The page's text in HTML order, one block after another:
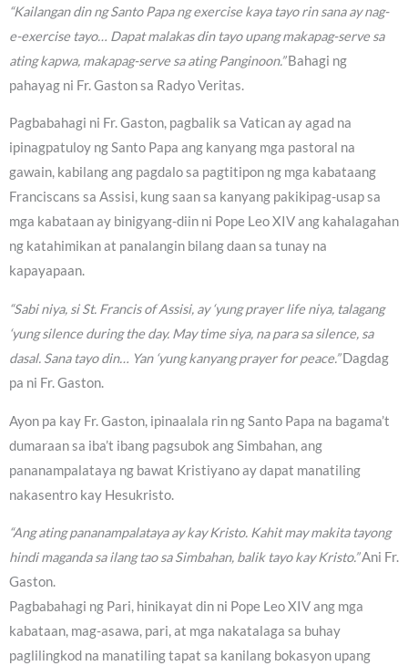
“Kailangan din ng Santo Papa ng exercise kaya tayo rin sana ay nag-
e-exercise tayo… Dapat malakas din tayo upang makapag-serve sa
ating kapwa, makapag-serve sa ating Panginoon.”Bahagi ng
pahayag ni Fr. Gaston sa Radyo Veritas.
Pagbabahagi ni Fr. Gaston, pagbalik sa Vatican ay agad na
ipinagpatuloy ng Santo Papa ang kanyang mga pastoral na
gawain, kabilang ang pagdalo sa pagtitipon ng mga kabataang
Franciscans sa Assisi, kung saan sa kanyang pakikipag-usap sa
mga kabataan ay binigyang-diin ni Pope Leo XIV ang kahalagahan
ng katahimikan at panalangin bilang daan sa tunay na
kapayapaan.
“Sabi niya, si St. Francis of Assisi, ay ‘yung prayer life niya, talagang
‘yung silence during the day. May time siya, na para sa silence, sa
dasal. Sana tayo din… Yan ‘yung kanyang prayer for peace.”Dagdag
pa ni Fr. Gaston.
Ayon pa kay Fr. Gaston, ipinaalala rin ng Santo Papa na bagama’t
dumaraan sa iba’t ibang pagsubok ang Simbahan, ang
pananampalataya ng bawat Kristiyano ay dapat manatiling
nakasentro kay Hesukristo.
“Ang ating pananampalataya ay kay Kristo. Kahit may makita tayong
hindi maganda sa ilang tao sa Simbahan, balik tayo kay Kristo.”Ani Fr.
Gaston.
Pagbabahagi ng Pari, hinikayat din ni Pope Leo XIV ang mga
kabataan, mag-asawa, pari, at mga nakatalaga sa buhay
paglilingkod na manatiling tapat sa kanilang bokasyon upang